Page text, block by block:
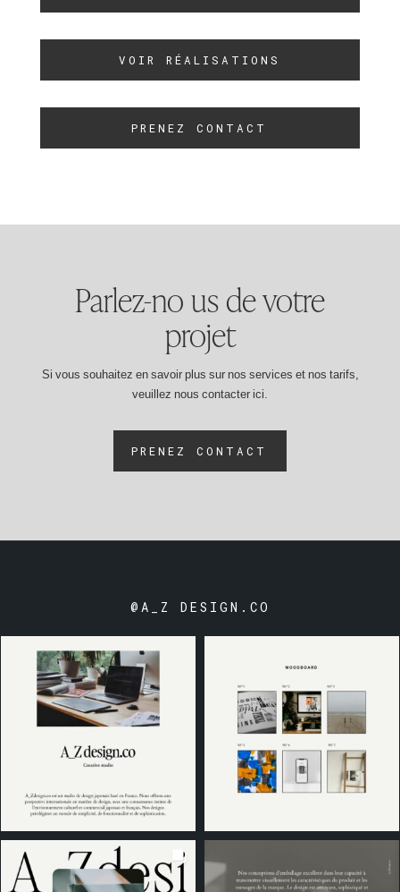
VOIR RÉALISATIONS
PRENEZ CONTACT
Parlez-no us de votre
projet
Si vous souhaitez en savoir plus sur nos services et nos tarifs,
veuillez nous contacter ici.
PRENEZ CONTACT
@A_Z DESIGN.CO